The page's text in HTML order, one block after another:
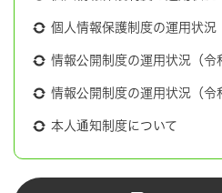
個人情報保護制度の運用状況
情報公開制度の運用状況（令
情報公開制度の運用状況（令
本人通知制度について